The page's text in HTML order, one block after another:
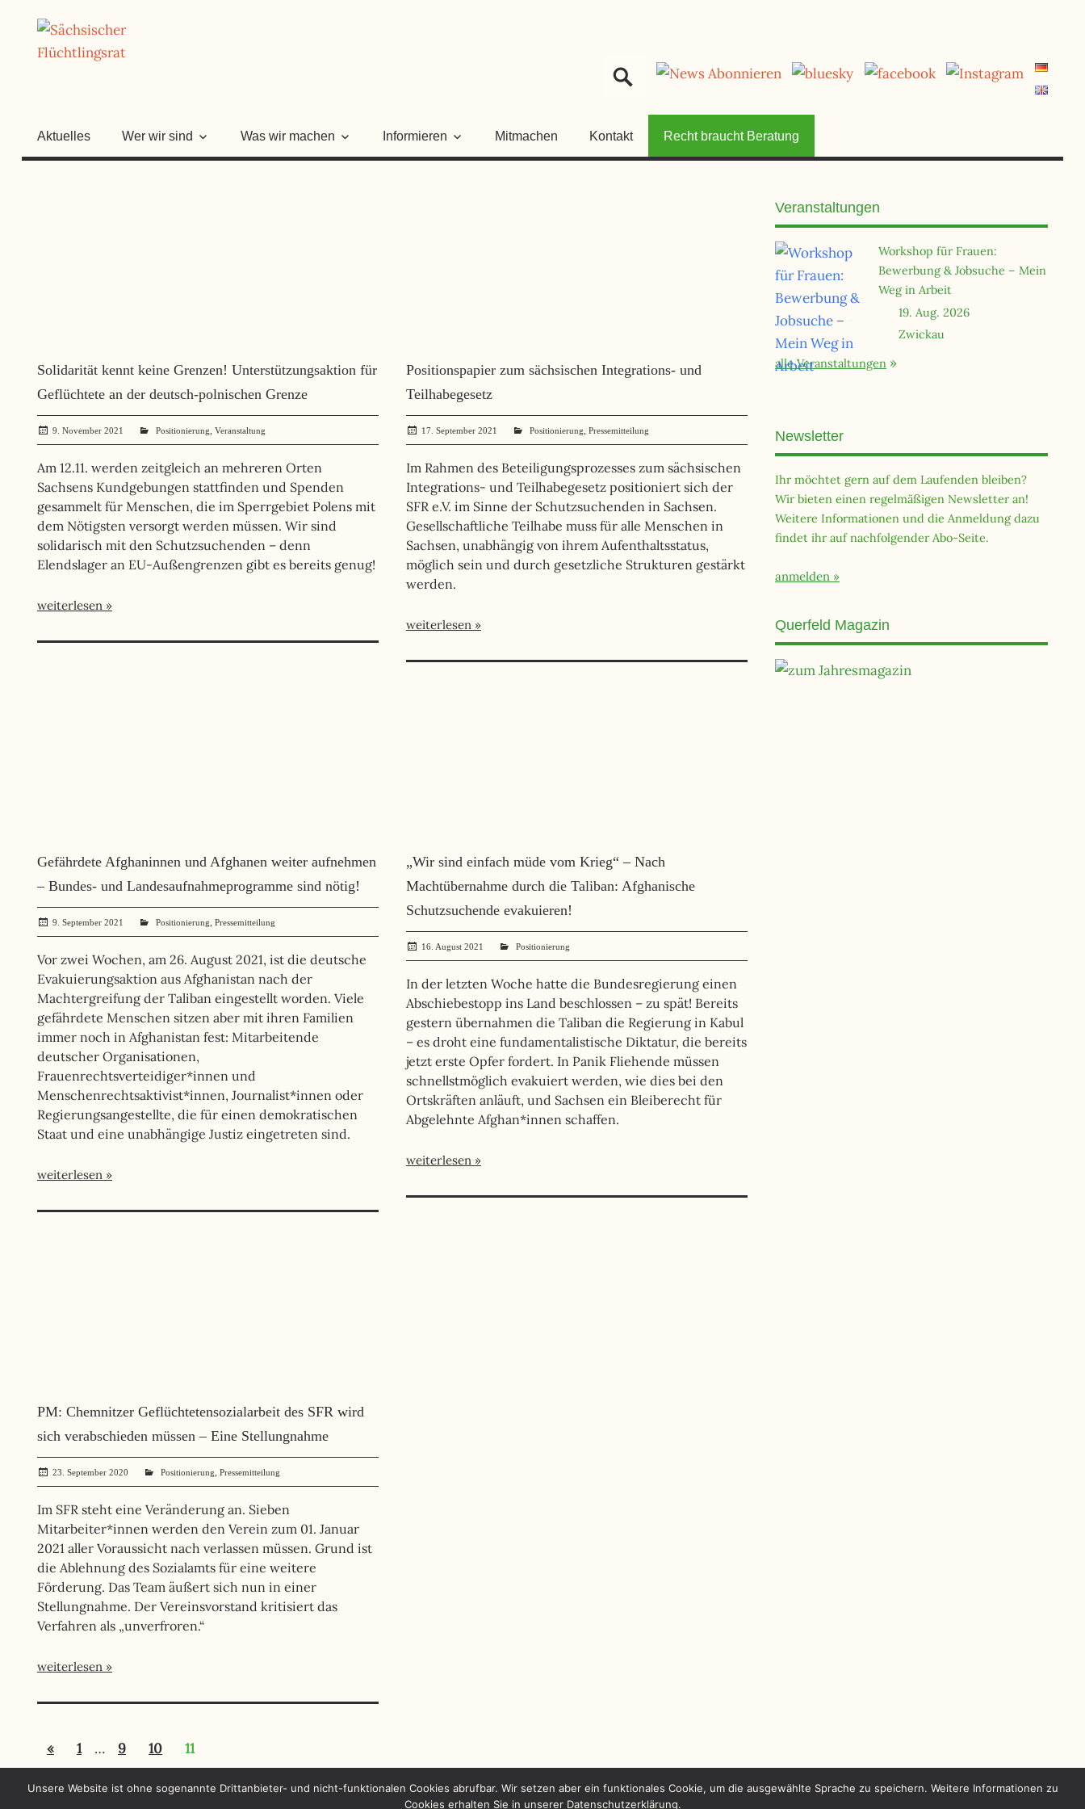
springen
Aktuelles Wer wir sind Was wir machen Informieren Mitmachen Kontakt Recht braucht Beratung
Solidarität kennt keine Grenzen! Unterstützungsaktion für
Geflüchtete an der deutsch-polnischen Grenze
9. November 2021 administrator
Positionierung ,Veranstaltung
Am 12.11. werden zeitgleich an mehreren Orten
Sachsens Kundgebungen stattfinden und Spenden
gesammelt für Menschen, die im Sperrgebiet Polens mit
dem Nötigsten versorgt werden müssen. Wir sind
solidarisch mit den Schutzsuchenden – denn
Elendslager an EU-Außengrenzen gibt es bereits genug!
weiterlesen
Positionspapier zum sächsischen Integrations- und
Teilhabegesetz
17. September 2021 administrator
Positionierung ,Pressemitteilung
Im Rahmen des Beteiligungsprozesses zum sächsischen
Integrations- und Teilhabegesetz positioniert sich der
SFR e.V. im Sinne der Schutzsuchenden in Sachsen.
Gesellschaftliche Teilhabe muss für alle Menschen in
Sachsen, unabhängig von ihrem Aufenthaltsstatus,
möglich sein und durch gesetzliche Strukturen gestärkt
werden.
weiterlesen
Gefährdete Afghaninnen und Afghanen weiter aufnehmen
– Bundes- und Landesaufnahmeprogramme sind nötig!
9. September 2021 administrator
Positionierung ,Pressemitteilung
Vor zwei Wochen, am 26. August 2021, ist die deutsche
Evakuierungsaktion aus Afghanistan nach der
Machtergreifung der Taliban eingestellt worden. Viele
gefährdete Menschen sitzen aber mit ihren Familien
immer noch in Afghanistan fest: Mitarbeitende
deutscher Organisationen,
Frauenrechtsverteidiger*innen und
Menschenrechtsaktivist*innen, Journalist*innen oder
Regierungsangestellte, die für einen demokratischen
Staat und eine unabhängige Justiz eingetreten sind.
weiterlesen
„Wir sind einfach müde vom Krieg“ – Nach
Machtübernahme durch die Taliban: Afghanische
Schutzsuchende evakuieren!
16. August 2021 administrator
Positionierung
In der letzten Woche hatte die Bundesregierung einen
Abschiebestopp ins Land beschlossen – zu spät! Bereits
gestern übernahmen die Taliban die Regierung in Kabul
– es droht eine fundamentalistische Diktatur, die bereits
jetzt erste Opfer fordert. In Panik Fliehende müssen
schnellstmöglich evakuiert werden, wie dies bei den
Ortskräften anläuft, und Sachsen ein Bleiberecht für
Abgelehnte Afghan*innen schaffen.
weiterlesen
PM: Chemnitzer Geflüchtetensozialarbeit des SFR wird
sich verabschieden müssen – Eine Stellungnahme
23. September 2020 administrator
Positionierung ,Pressemitteilung
Im SFR steht eine Veränderung an. Sieben
Mitarbeiter*innen werden den Verein zum 01. Januar
2021 aller Voraussicht nach verlassen müssen. Grund ist
die Ablehnung des Sozialamts für eine weitere
Förderung. Das Team äußert sich nun in einer
Stellungnahme. Der Vereinsvorstand kritisiert das
Verfahren als „unverfroren.“
weiterlesen
Seitennummerierung
Beiträge
«Vorherige
Beiträge
1 … 9 10 11
Veranstaltungen
Workshop für Frauen:
Bewerbung & Jobsuche – Mein
Weg in Arbeit
19. Aug. 2026
Zwickau
alle Veranstaltungen
Newsletter
Ihr möchtet gern auf dem Laufenden bleiben?
Wir bieten einen regelmäßigen Newsletter an!
Weitere Informationen und die Anmeldung dazu
findet ihr auf nachfolgender Abo-Seite.
anmelden
Querfeld Magazin
Unsere Website ist ohne sogenannte Drittanbieter- und nicht-funktionalen Cookies abrufbar. Wir setzen aber ein funktionales Cookie, um die ausgewählte Sprache zu speichern. Weitere Informationen zu
Cookies erhalten Sie in unserer Datenschutzerklärung.